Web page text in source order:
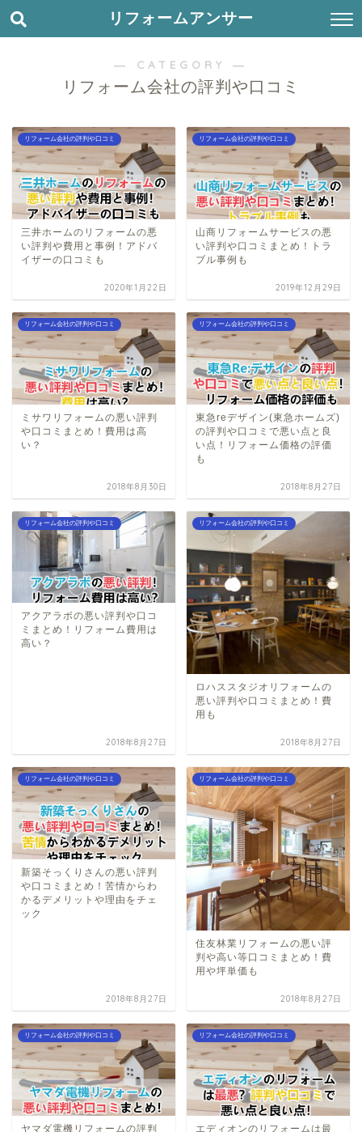
リフォームアンサー
― CATEGORY ―
リフォーム会社の評判や口コミ
リフォーム会社の評判や口コミ
三井ホームのリフォームの悪
い評判や費用と事例！アドバ
イザーの口コミも
2020年1月22日
リフォーム会社の評判や口コミ
山商リフォームサービスの悪
い評判や口コミまとめ！トラ
ブル事例も
2019年12月29日
リフォーム会社の評判や口コミ
ミサワリフォームの悪い評判
や口コミまとめ！費用は高
い？
2018年8月30日
リフォーム会社の評判や口コミ
東急reデザイン(東急ホームズ)
の評判や口コミで悪い点と良
い点！リフォーム価格の評価
も
2018年8月27日
リフォーム会社の評判や口コミ
アクアラボの悪い評判や口コ
ミまとめ！リフォーム費用は
高い？
2018年8月27日
リフォーム会社の評判や口コミ
ロハススタジオリフォームの
悪い評判や口コミまとめ！費
用も
2018年8月27日
リフォーム会社の評判や口コミ
新築そっくりさんの悪い評判
や口コミまとめ！苦情からわ
かるデメリットや理由をチェ
ック
2018年8月27日
リフォーム会社の評判や口コミ
住友林業リフォームの悪い評
判や高い等口コミまとめ！費
用や坪単価も
2018年8月27日
リフォーム会社の評判や口コミ
ヤマダ電機リフォームの評判
リフォーム会社の評判や口コミ
エディオンのリフォームは最